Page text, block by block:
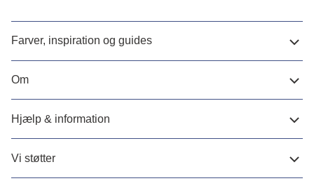
Farver, inspiration og guides
Om
Hjælp & information
Vi støtter